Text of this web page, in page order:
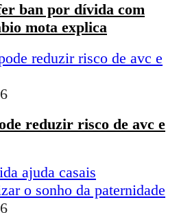
ban por dívida com
mota explica
reduzir risco de avc e